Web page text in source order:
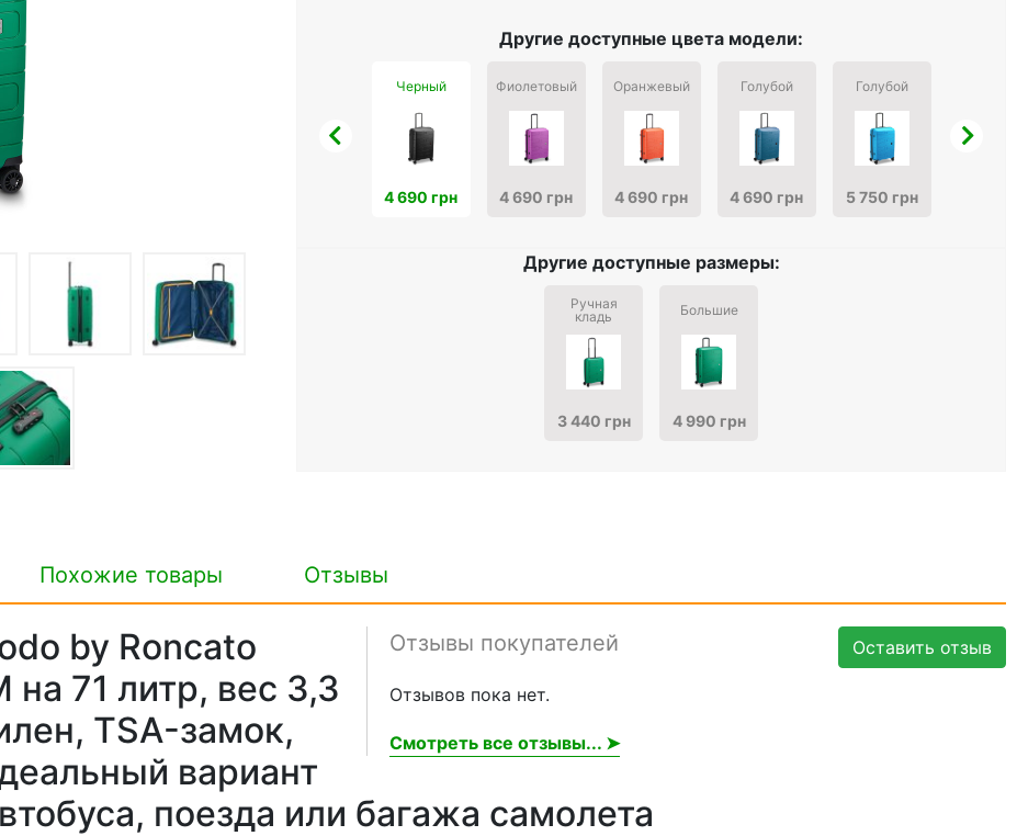
Другие доступные цвета модели:
Черный
4 690 грн
Фиолетовый
4 690 грн
Оранжевый
4 690 грн
Голубой
4 690 грн
Голубой
5 750 грн
Другие доступные размеры:
Ручная
кладь
3 440 грн
Большие
4 990 грн
Похожие товары Отзывы
Оставить отзыв
Отзывы покупателей
Отзывов пока нет.
Смотреть все отзывы... ➤
by Roncato
на 71 литр, вес 3,3
TSA-замок,
вариант
поезда или багажа самолета